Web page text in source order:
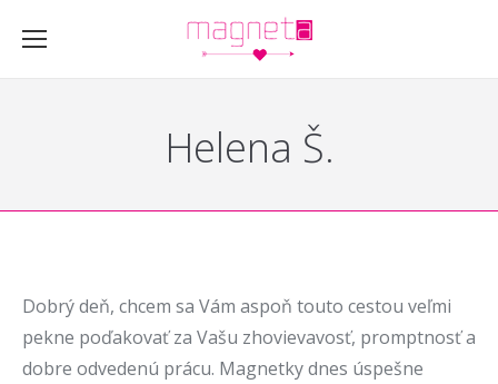
Helena Š.
Dobrý deň, chcem sa Vám aspoň touto cestou veľmi
pekne poďakovať za Vašu zhovievavosť, promptnosť a
dobre odvedenú prácu. Magnetky dnes úspešne